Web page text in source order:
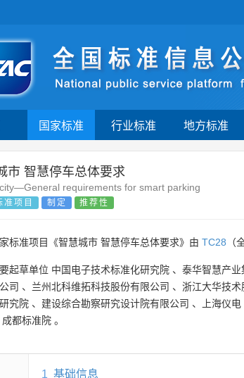
国家标准 行业标准 地方标准
市 智慧停车总体要求
requirements for smart parking
准项目 制定 推荐性
标准项目《智慧城市 智慧停车总体要求》由 TC28 （
起草单位 中国电子技术标准化研究院 、 泰华智慧产业
司 、 兰州北科维拓科技股份有限公司 、 浙江大华技术
究院 、 建设综合勘察研究设计院有限公司 、 上海仪电
成都标准院 。
1 基础信息